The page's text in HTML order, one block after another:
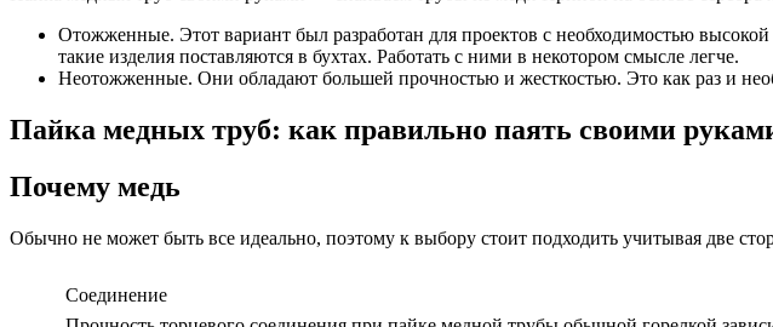
Отожженные. Этот вариант был разработан для проектов с необходимостью
такие изделия поставляются в бухтах. Работать с ними в некотором смысле легче.
Неотожженные. Они обладают большей прочностью и жесткостью. Это как раз и
Пайка медных труб: как правильно паять своими
Почему медь
Обычно не может быть все идеально, поэтому к выбору стоит подходить учитывая две
Соединение